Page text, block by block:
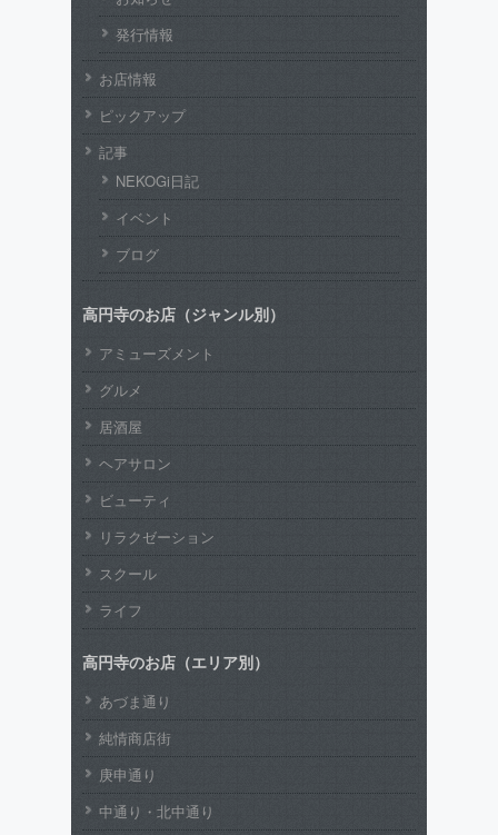
発行情報
お店情報
ピックアップ
記事
NEKOGi日記
イベント
ブログ
高円寺のお店（ジャンル別）
アミューズメント
グルメ
居酒屋
ヘアサロン
ビューティ
リラクゼーション
スクール
ライフ
高円寺のお店（エリア別）
あづま通り
純情商店街
庚申通り
中通り・北中通り